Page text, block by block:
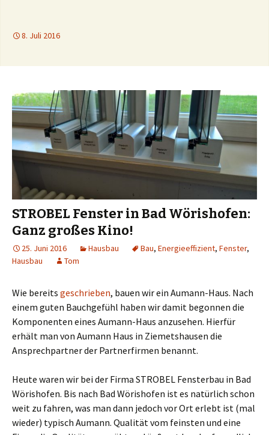
8. Juli 2016
STROBEL Fenster in Bad Wörishofen:
Ganz großes Kino!
25. Juni 2016 Hausbau Bau, Energieeffizient, Fenster,
Hausbau
Tom
Wie bereits geschrieben, bauen wir ein Aumann-Haus. Nach
einem guten Bauchgefühl haben wir damit begonnen die
Komponenten eines Aumann-Haus anzusehen. Hierfür
erhält man von Aumann Haus in Ziemetshausen die
Ansprechpartner der Partnerfirmen benannt.
Heute waren wir bei der Firma STROBEL Fensterbau in Bad
Wörishofen. Bis nach Bad Wörishofen ist es natürlich schon
weit zu fahren, was man dann jedoch vor Ort erlebt ist (mal
wieder) typisch Aumann. Qualität vom feinsten und eine